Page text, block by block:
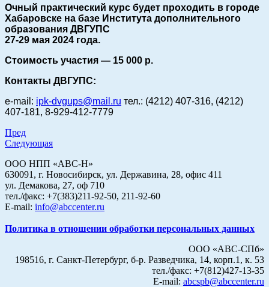
Очный практический курс будет проходить в городе
Хабаровске на базе Института дополнительного
образования ДВГУПС
27-29 мая 2024 года.
Стоимость участия — 15 000 р.
Контакты ДВГУПС:
e-mail: ipk-dvgups@mail.ru тел.: (4212) 407-316, (4212)
407-181, 8-929-412-7779
Пред
Следующая
ООО НПП «АВС-Н»
630091, г. Новосибирск, ул. Державина, 28, офис 411
ул. Демакова, 27, оф 710
тел./факс: +7(383)211-92-50, 211-92-60
E-mail: info@abccenter.ru
Политика в отношении обработки персональных данных
ООО «АВС-СПб»
198516, г. Санкт-Петербург, б-р. Разведчика, 14, корп.1, к. 53
тел./факс: +7(812)427-13-35
E-mail: abcspb@abccenter.ru